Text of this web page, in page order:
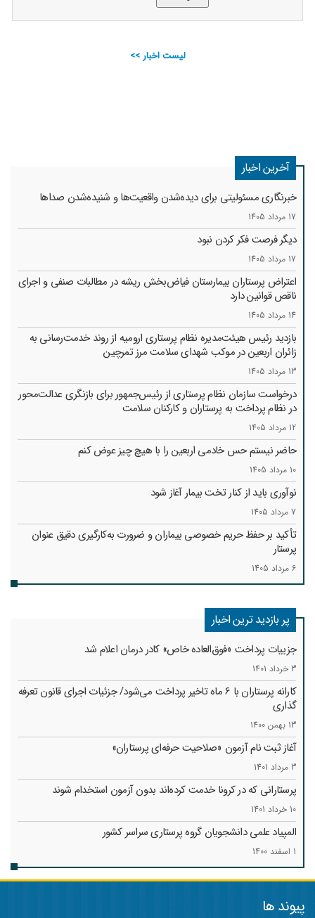
لیست اخبار >>
آخرین اخبار
خبرنگاری مسئولیتی برای دیده‌شدن واقعیت‌ها و شنیده‌شدن صداها
17 مرداد 1405
دیگر فرصت فکر کردن نبود
17 مرداد 1405
اعتراض پرستاران بیمارستان فیاض‌بخش ریشه در مطالبات صنفی و اجرای
ناقص قوانین دارد
14 مرداد 1405
بازدید رئیس هیئت‌مدیره نظام پرستاری ارومیه از روند خدمت‌رسانی به
زائران اربعین در موکب شهدای سلامت مرز تمرچین
13 مرداد 1405
درخواست سازمان نظام پرستاری از رئیس‌جمهور برای بازنگری عدالت‌محور
در نظام پرداخت به پرستاران و کارکنان سلامت
12 مرداد 1405
حاضر نیستم حس خادمی اربعین را با هیچ چیز عوض کنم
10 مرداد 1405
نوآوری باید از کنار تخت بیمار آغاز شود
7 مرداد 1405
تأکید بر حفظ حریم خصوصی بیماران و ضرورت به‌کارگیری دقیق عنوان
پرستار
6 مرداد 1405
پر بازدید ترین اخبار
جزییات پرداخت «فوق‌العاده خاص» کادر درمان اعلام شد
3 خرداد 1401
کارانه‌ پرستاران با 6 ماه تاخیر پرداخت می‌شود/ جزئیات اجرای قانون تعرفه
گذاری
13 بهمن 1400
آغاز ثبت نام آزمون «صلاحیت حرفه‌ای پرستاران»
3 مرداد 1401
پرستارانی که در کرونا خدمت کرد‌ه‌اند بدون آزمون استخدام شوند
10 خرداد 1401
المپیاد علمی دانشجویان گروه پرستاری سراسر کشور
1 اسفند 1400
پیوند ها